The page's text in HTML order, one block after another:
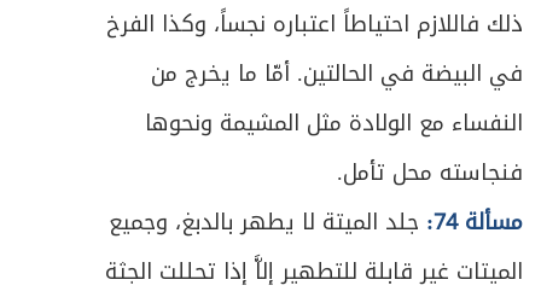
ذلك فاللازم احتياطاً اعتباره نجساً، وكذا الفرخ
في البيضة في الحالتين. أمّا ما يخرج من
النفساء مع الولادة مثل المشيمة ونحوها
فنجاسته محل تأمل.
مسألة 74:
جلد الميتة لا يطهر بالدبغ، وجميع
الميتات غير قابلة للتطهير إلاَّ إذا تحللت الجثة
ص
505 الفصل الثاني في مستحق الزكاة
ص
507 المبحث الأول ـ في أصناف المستحقين
510 المبحث الثاني ـ في أوصاف المستحقين
ص
513 المبحث الثالث ـ في أحكام دفع الزكاة
ص